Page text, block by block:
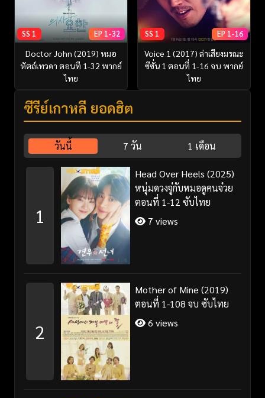
SS 1 EP 1-32
Doctor John (2019) หมอ
หัตถ์เทวดา ตอนที 1-32 พากย์
ไทย
SS 1 EP 1-16
Voice 1 (2017) ล่าเสียงมรณะ
ซีซั่น 1 ตอนที่ 1-16 จบ พากย์
ไทย
ซีรี่ย์เกาหลี ยอดฮิต
วันนี้ 7 วัน 1 เดือน
1
Head Over Heels (2025)
หนุ่มดวงจู๋กับหมอดูคนจ๋วย
ตอนที่ 1-12 ซับไทย
7 views
2
Mother of Mine (2019)
ตอนที่ 1-108 จบ ซับไทย
6 views